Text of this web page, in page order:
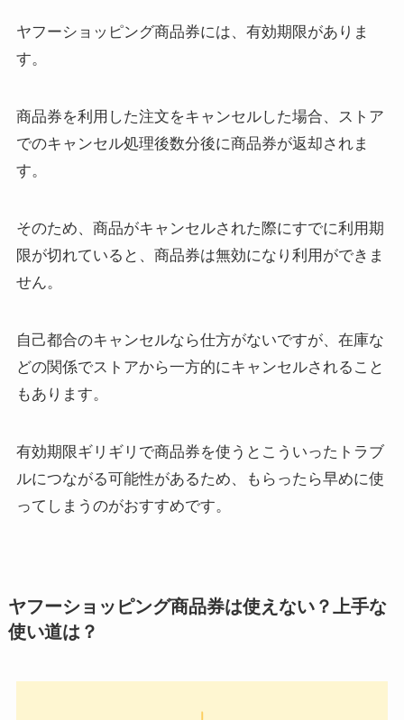
ヤフーショッピング商品券には、有効期限がありま
す。
商品券を利用した注文をキャンセルした場合、ストア
でのキャンセル処理後数分後に商品券が返却されま
す。
そのため、商品がキャンセルされた際にすでに利用期
限が切れていると、商品券は無効になり利用ができま
せん。
自己都合のキャンセルなら仕方がないですが、在庫な
どの関係でストアから一方的にキャンセルされること
もあります。
有効期限ギリギリで商品券を使うとこういったトラブ
ルにつながる可能性があるため、もらったら早めに使
ってしまうのがおすすめです。
ヤフーショッピング商品券は使えない？上手な
使い道は？